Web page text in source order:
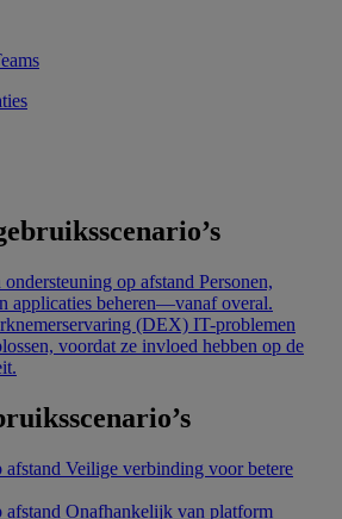
ondersteuning op afstand Personen,
applicaties beheren—vanaf overal.
(DEX) IT-problemen
voordat ze invloed hebben op de
afstand Veilige verbinding voor betere
afstand Onafhankelijk van platform